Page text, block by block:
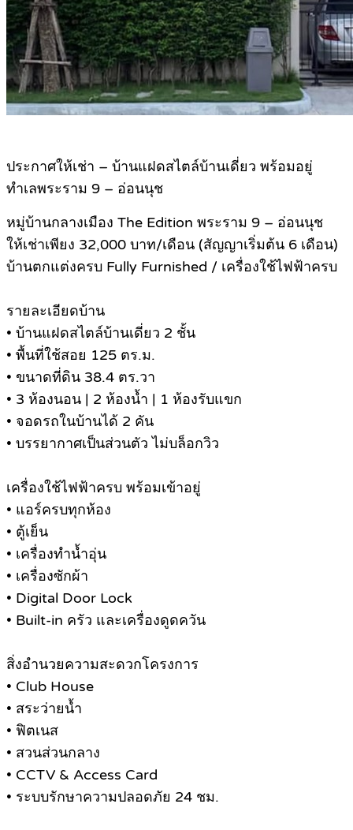
ประกาศให้เช่า – บ้านแฝดสไตล์บ้านเดี่ยว พร้อมอยู่
ทำเลพระราม 9 – อ่อนนุช
หมู่บ้านกลางเมือง The Edition พระราม 9 – อ่อนนุช
ให้เช่าเพียง 32,000 บาท/เดือน (สัญญาเริ่มต้น 6 เดือน)
บ้านตกแต่งครบ Fully Furnished / เครื่องใช้ไฟฟ้าครบ
รายละเอียดบ้าน
• บ้านแฝดสไตล์บ้านเดี่ยว 2 ชั้น
• พื้นที่ใช้สอย 125 ตร.ม.
• ขนาดที่ดิน 38.4 ตร.วา
• 3 ห้องนอน | 2 ห้องน้ำ | 1 ห้องรับแขก
• จอดรถในบ้านได้ 2 คัน
• บรรยากาศเป็นส่วนตัว ไม่บล็อกวิว
เครื่องใช้ไฟฟ้าครบ พร้อมเข้าอยู่
• แอร์ครบทุกห้อง
• ตู้เย็น
• เครื่องทำน้ำอุ่น
• เครื่องซักผ้า
• Digital Door Lock
• Built-in ครัว และเครื่องดูดควัน
สิ่งอำนวยความสะดวกโครงการ
• Club House
• สระว่ายน้ำ
• ฟิตเนส
• สวนส่วนกลาง
• CCTV & Access Card
• ระบบรักษาความปลอดภัย 24 ชม.